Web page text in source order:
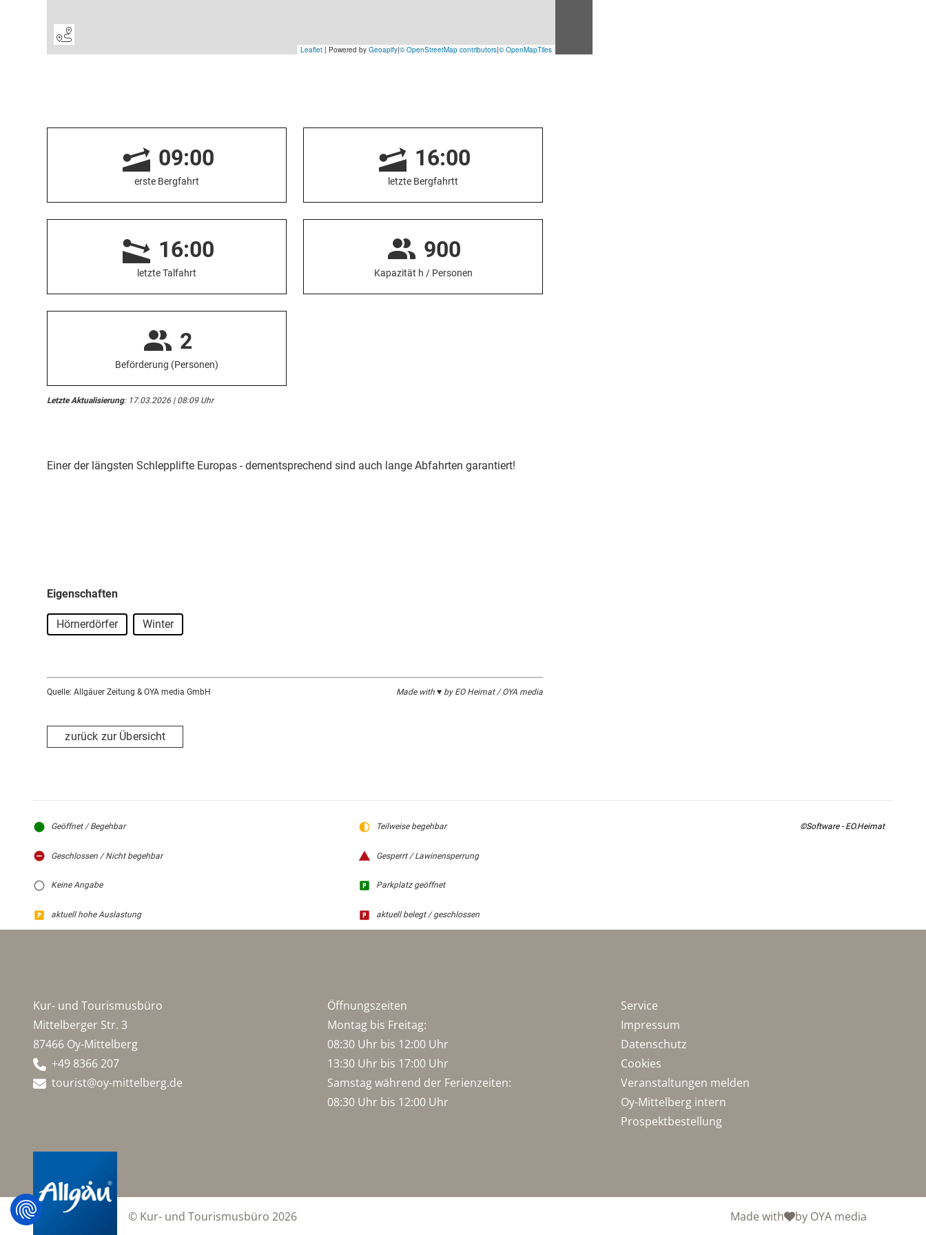
09:00
erste Bergfahrt
16:00
letzte Bergfahrtt
16:00
letzte Talfahrt
900
Kapazität h / Personen
2
Beförderung (Personen)
Letzte Aktualisierung: 17.03.2026 | 08:09 Uhr
Einer der längsten Schlepplifte Europas - dementsprechend sind auch lange Abfahrten garantiert!
Eigenschaften
Hörnerdörfer Winter
Quelle: Allgäuer Zeitung & OYA media GmbH Made with ♥ by EO Heimat / OYA media
zurück zur Übersicht
Geöffnet / Begehbar Teilweise begehbar
Geschlossen / Nicht begehbar Gesperrt / Lawinensperrung
Keine Angabe Parkplatz geöffnet
aktuell hohe Auslastung aktuell belegt / geschlossen
©Software - EO.Heimat
Kur- und Tourismusbüro
Mittelberger Str. 3
87466 Oy-Mittelberg
+49 8366 207
tourist@oy-mittelberg.de
Öffnungszeiten
Montag bis Freitag:
08:30 Uhr bis 12:00 Uhr
13:30 Uhr bis 17:00 Uhr
Samstag während der Ferienzeiten:
08:30 Uhr bis 12:00 Uhr
Service
Impressum
Datenschutz
Cookies
Veranstaltungen melden
Oy-Mittelberg intern
Prospektbestellung
© Kur- und Tourismusbüro 2026 Made with by OYA media